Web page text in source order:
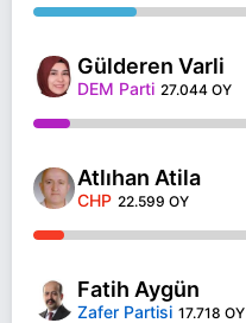
Gülderen Varli
DEM Parti 27.044 OY
Atlıhan Atila
CHP 22.599 OY
Fatih Aygün
Zafer Partisi 17.718 OY